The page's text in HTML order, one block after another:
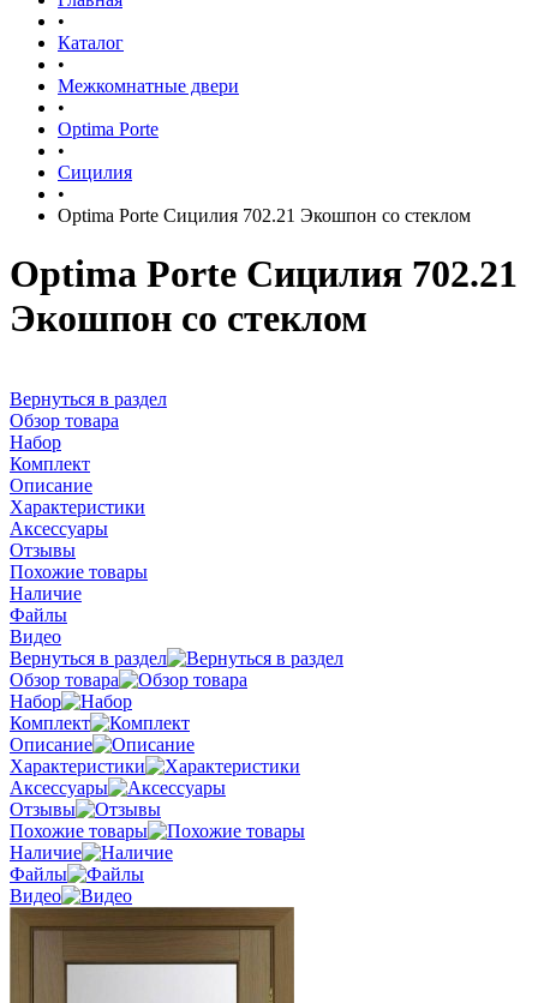
•
Каталог
•
Межкомнатные двери
•
Optima Porte
•
Сицилия
•
Optima Porte Сицилия 702.21 Экошпон со стеклом
Optima Porte Сицилия 702.21
Экошпон со стеклом
Вернуться в раздел
Обзор товара
Набор
Комплект
Описание
Характеристики
Аксессуары
Отзывы
Похожие товары
Наличие
Файлы
Видео
Вернуться в раздел
Обзор товара
Набор
Комплект
Описание
Характеристики
Аксессуары
Отзывы
Похожие товары
Наличие
Файлы
Видео